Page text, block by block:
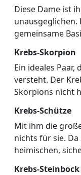
Diese Dame ist
unausgeglichen.
gemeinsame
Krebs-Skorpion
Ein ideales
versteht. Der
Skorpions nicht
Krebs-Schütze
Mit ihm die
nichts für sie.
heimischen,
Krebs-Steinbock